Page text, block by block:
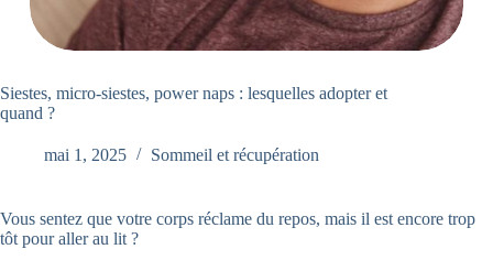
Siestes, micro-siestes, power naps : lesquelles adopter et
quand ?
mai 1, 2025 Sommeil et récupération
Vous sentez que votre corps réclame du repos, mais il est encore trop
tôt pour aller au lit ?